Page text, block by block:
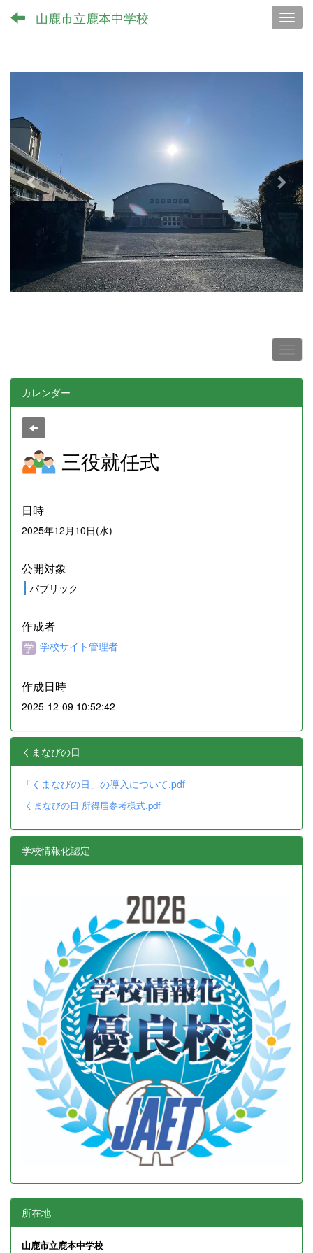
山鹿市立鹿本中学校
r
i
o
u
s
e
カレンダー
三役就任式
日時
2025年12月10日(水)
公開対象
パブリック
作成者
学校サイト管理者
作成日時
2025-12-09 10:52:42
くまなびの日
「くまなびの日」の導入について.pdf
くまなびの日 所得届参考様式.pdf
学校情報化認定
所在地
山鹿市立鹿本中学校